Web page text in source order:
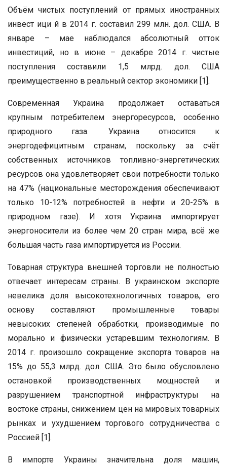
Объём чистых поступлений от прямых иностранных
инвест ици й в 2014 г. составил 299 млн. дол. США. В
январе – мае наблюдался абсолютный отток
инвестиций, но в июне – декабре 2014 г. чистые
поступления составили 1,5 млрд. дол. США
преимущественно в реальный сектор экономики [1].
Современная Украина продолжает оставаться
крупным потребителем энергоресурсов, особенно
природного газа. Украина относится к
энергодефицитным странам, поскольку за счёт
собственных источников топливно-энергетических
ресурсов она удовлетворяет свои потребности только
на 47% (национальные месторождения обеспечивают
только 10-12% потребностей в нефти и 20-25% в
природном газе). И хотя Украина импортирует
энергоносители из более чем 20 стран мира, всё же
большая часть газа импортируется из России.
Товарная структура внешней торговли не полностью
отвечает интересам страны. В украинском экспорте
невелика доля высокотехнологичных товаров, его
основу составляют промышленные товары
невысоких степеней обработки, производимые по
морально и физически устаревшим технологиям. В
2014 г. произошло сокращение экспорта товаров на
15% до 55,3 млрд. дол. США. Это было обусловлено
остановкой производственных мощностей и
разрушением транспортной инфраструктуры на
востоке страны, снижением цен на мировых товарных
рынках и ухудшением торгового сотрудничества с
Россией [1].
В импорте Украины значительна доля машин,